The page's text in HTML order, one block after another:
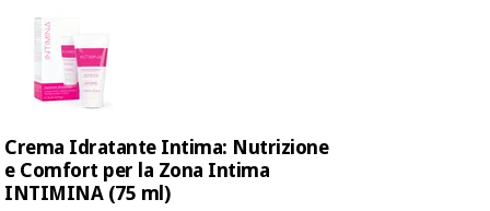
Sport
giochi
Armadi
sanitari
per la
protezione
coronavirus
Aerobica,
fitness e
Crema Idratante Intima: Nutrizione
e Comfort per la Zona Intima
INTIMINA (75 ml)